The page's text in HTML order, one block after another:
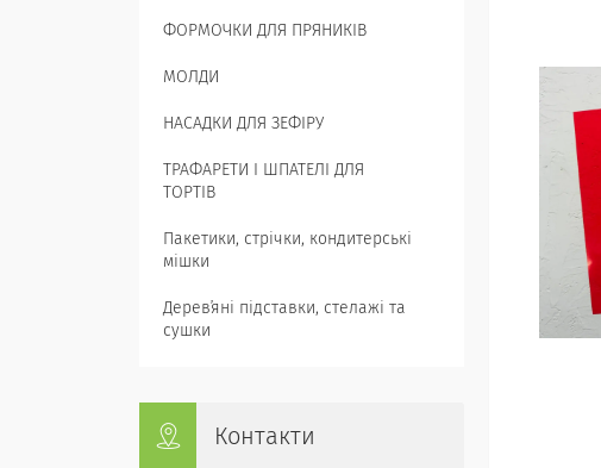
ФОРМОЧКИ ДЛЯ ПРЯНИКІВ
МОЛДИ
НАСАДКИ ДЛЯ ЗЕФІРУ
ТРАФАРЕТИ І ШПАТЕЛІ ДЛЯ
ТОРТІВ
Пакетики, стрічки, кондитерські
мішки
Деревʼяні підставки, стелажі та
сушки
Контакти